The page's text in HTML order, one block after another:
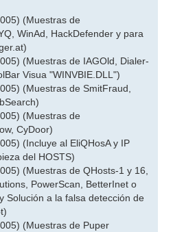
(Muestras de
WinAd, HackDefender y para
(Muestras de IAGOld, Dialer-
Visua "WINVBIE.DLL")
(Muestras de SmitFraud,
(Muestras de
CyDoor)
(Incluye al EliQHosA y IP
del HOSTS)
(Muestras de QHosts-1 y 16,
PowerScan, BetterInet o
Solución a la falsa detección de
(Muestras de Puper